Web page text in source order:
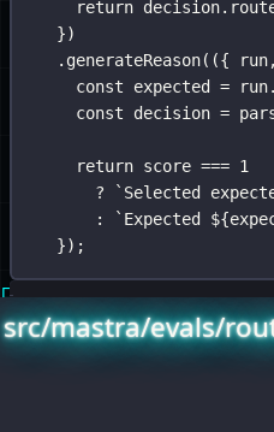
return
})
. generateReason(({ run
const expected =
const decision =
return score === 1
?
`Selected
:
`Expected ${
});
Esegui
Prima
runEvals
di
src/mastra/evals/